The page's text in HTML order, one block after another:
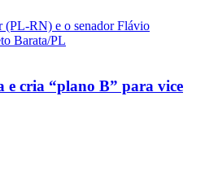
e cria “plano B” para vice